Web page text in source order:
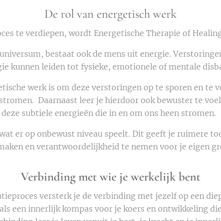
De rol van energetisch werk
te verdiepen, wordt Energetische Therapie of
bestaat ook de mens uit energie.
kunnen leiden tot fysieke, emotionele of mentale
werk is om deze verstoringen op te sporen en te
Daarnaast leer je hierdoor ook bewuster te
deze subtiele energieën die in en om ons heen stromen.
er op onbewust niveau speelt. Dit geeft je ruimere
en verantwoordelijkheid te nemen voor je eigen
Verbinding met wie je werkelijk bent
versterk je de verbinding met jezelf op een
een innerlijk kompas voor je koers en ontwikkeling